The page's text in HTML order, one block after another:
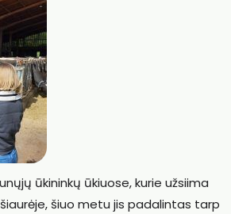
ūkininkų ūkiuose, kurie užsiima
šiuo metu jis padalintas tarp